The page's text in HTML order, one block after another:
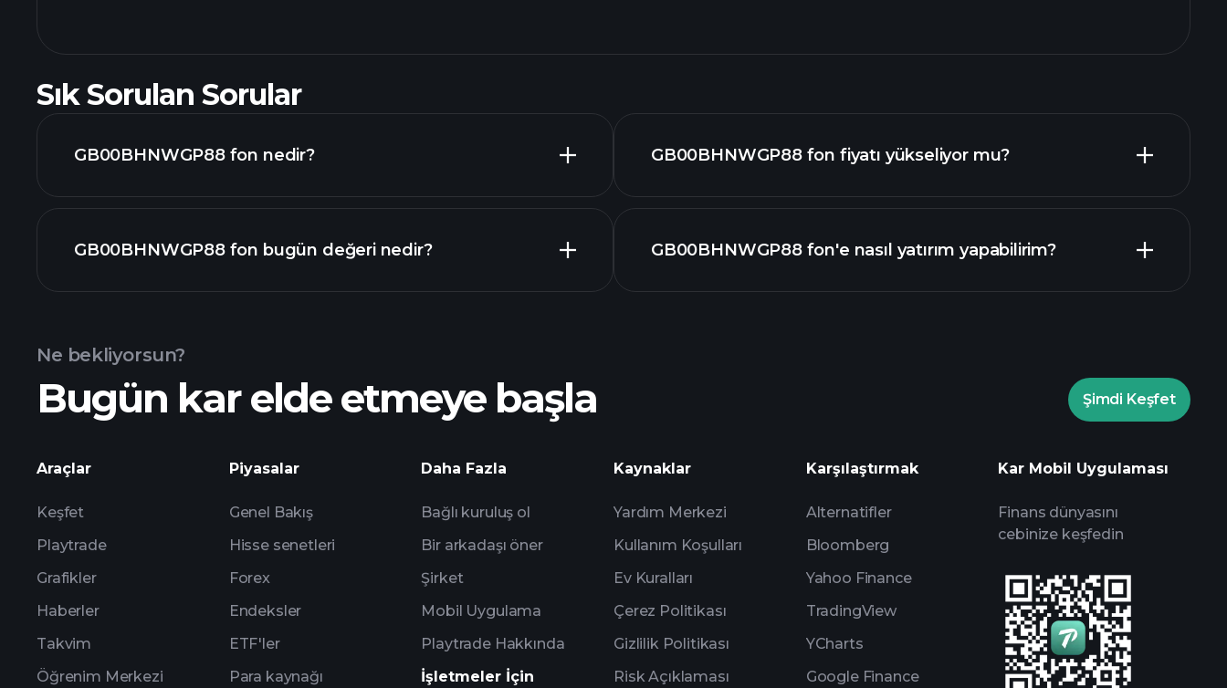
Sık Sorulan Sorular
GB00BHNWGP88 fon nedir?
GB00BHNWGP88 fon bugün değeri nedir?
GB00BHNWGP88 fon fiyatı yükseliyor mu?
grafiği
GB00BHNWGP88 fon'e nasıl yatırım yapabilirim?
Playtrade
önerilen aracı kurum
Ne bekliyorsun?
Bugün kar elde etmeye başla Şimdi Keşfet
Araçlar
Keşfet
Playtrade
Grafikler
Haberler
Takvim
Öğrenim Merkezi
Piyasalar
Genel Bakış
Hisse senetleri
Forex
Endeksler
ETF'ler
Para kaynağı
Daha Fazla
Bağlı kuruluş ol
Bir arkadaşı öner
Şirket
Mobil Uygulama
Playtrade Hakkında
İşletmeler İçin
Kaynaklar
Yardım Merkezi
Kullanım Koşulları
Ev Kuralları
Çerez Politikası
Gizlilik Politikası
Risk Açıklaması
Karşılaştırmak
Alternatifler
Bloomberg
Yahoo Finance
TradingView
YCharts
Google Finance
Kar Mobil Uygulaması
Finans dünyasını
cebinize keşfedin